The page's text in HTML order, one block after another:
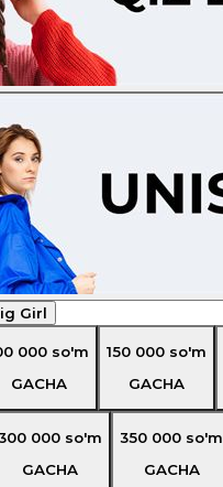
000 so'm
GACHA
150 000 so'm
GACHA
000 so'm
GACHA
350 000 so'm
GACHA